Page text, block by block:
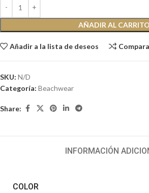
AÑADIR AL CARRITO
Añadir a la lista de deseos Compara
SKU: N/D
Categoría: Beachwear
Share:
INFORMACIÓN
COLOR